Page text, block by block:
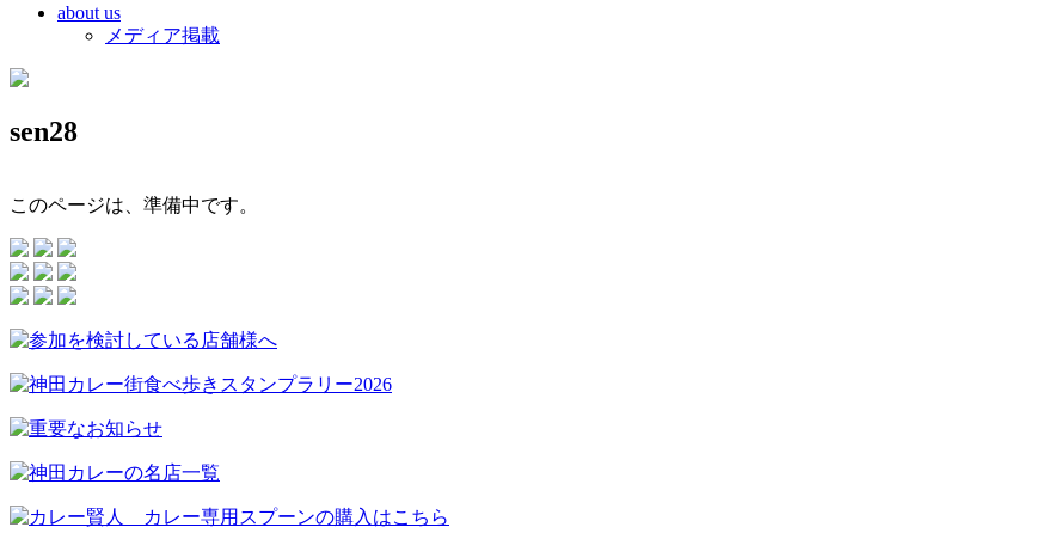
about us
メディア掲載
sen28
このページは、準備中です。